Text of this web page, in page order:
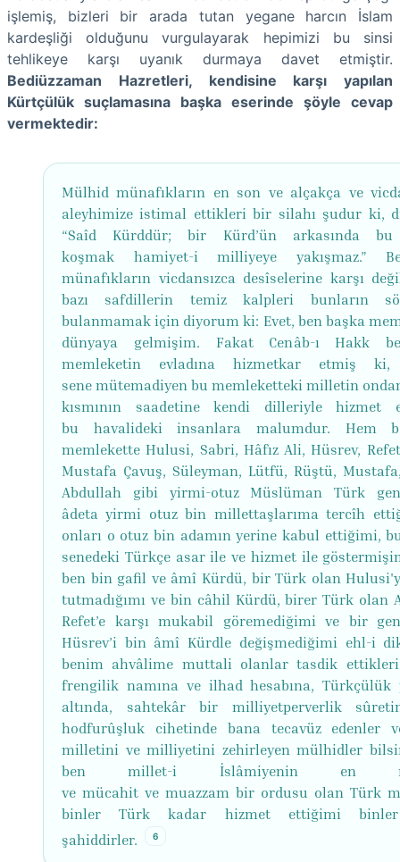
işlemiş, bizleri bir arada tutan yegane harcın İslam
kardeşliği olduğunu vurgulayarak hepimizi bu sinsi
tehlikeye karşı uyanık durmaya davet etmiştir.
Bediüzzaman Hazretleri, kendisine karşı yapılan
Kürtçülük suçlamasına başka eserinde şöyle cevap
vermektedir:
Mülhid münafıkların en son ve alçakça ve
aleyhimize istimal ettikleri bir silahı şudur ki,
“Saîd Kürddür; bir Kürd’ün arkasında
koşmak hamiyet-i milliyeye yakışmaz.”
münafıkların vicdansızca desîselerine karşı
bazı safdillerin temiz kalpleri bunların
bulanmamak için diyorum ki: Evet, ben başka
dünyaya gelmişim. Fakat Cenâb-ı Hakk
memleketin evladına hizmetkar etmiş ki,
sene mütemadiyen bu memleketteki milletin
kısmının saadetine kendi dilleriyle hizmet
bu havalideki insanlara malumdur. Hem
memlekette Hulusi, Sabri, Hâfız Ali, Hüsrev,
Mustafa Çavuş, Süleyman, Lütfü, Rüştü,
Abdullah gibi yirmi-otuz Müslüman Türk
âdeta yirmi otuz bin millettaşlarıma tercîh
onları o otuz bin adamın yerine kabul ettiğimi,
senedeki Türkçe asar ile ve hizmet ile
ben bin gafil ve âmî Kürdü, bir Türk olan
tutmadığımı ve bin câhil Kürdü, birer Türk olan
Refet’e karşı mukabil göremediğimi ve bir
Hüsrev’i bin âmî Kürdle değişmediğimi ehl-i
benim ahvâlime muttali olanlar tasdik
frengilik namına ve ilhad hesabına, Türkçülük
altında, sahtekâr bir milliyetperverlik
hodfurûşluk cihetinde bana tecavüz edenler
milletini ve milliyetini zehirleyen mülhidler
ben millet-i İslâmiyenin en
ve mücahit ve muazzam bir ordusu olan Türk
binler Türk kadar hizmet ettiğimi
şahiddirler.
6